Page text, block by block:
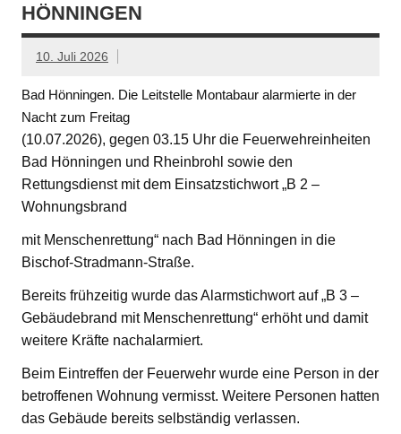
HÖNNINGEN
10. Juli 2026
Bad Hönningen. Die Leitstelle Montabaur alarmierte in der
Nacht zum Freitag
(10.07.2026), gegen 03.15 Uhr die Feuerwehreinheiten
Bad Hönningen und Rheinbrohl sowie den
Rettungsdienst mit dem Einsatzstichwort „B 2 –
Wohnungsbrand
mit Menschenrettung“ nach Bad Hönningen in die
Bischof-Stradmann-Straße.
Bereits frühzeitig wurde das Alarmstichwort auf „B 3 –
Gebäudebrand mit Menschenrettung“ erhöht und damit
weitere Kräfte nachalarmiert.
Beim Eintreffen der Feuerwehr wurde eine Person in der
betroffenen Wohnung vermisst. Weitere Personen hatten
das Gebäude bereits selbständig verlassen.